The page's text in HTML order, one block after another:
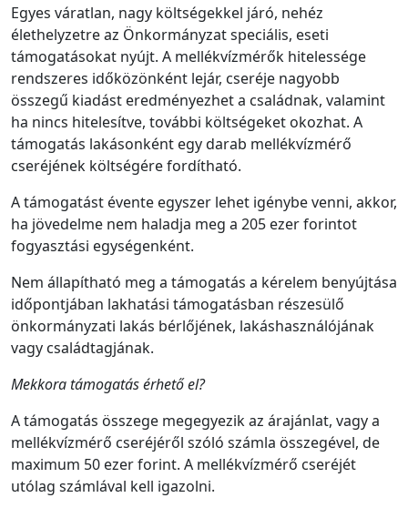
Egyes váratlan, nagy költségekkel járó, nehéz
élethelyzetre az Önkormányzat speciális, eseti
támogatásokat nyújt. A mellékvízmérők hitelessége
rendszeres időközönként lejár, cseréje nagyobb
összegű kiadást eredményezhet a családnak, valamint
ha nincs hitelesítve, további költségeket okozhat. A
támogatás lakásonként egy darab mellékvízmérő
cseréjének költségére fordítható.
A támogatást évente egyszer lehet igénybe venni, akkor,
ha jövedelme nem haladja meg a 205 ezer forintot
fogyasztási egységenként.
Nem állapítható meg a támogatás a kérelem benyújtása
időpontjában lakhatási támogatásban részesülő
önkormányzati lakás bérlőjének, lakáshasználójának
vagy családtagjának.
Mekkora támogatás érhető el?
A támogatás összege megegyezik az árajánlat, vagy a
mellékvízmérő cseréjéről szóló számla összegével, de
maximum 50 ezer forint. A mellékvízmérő cseréjét
utólag számlával kell igazolni.